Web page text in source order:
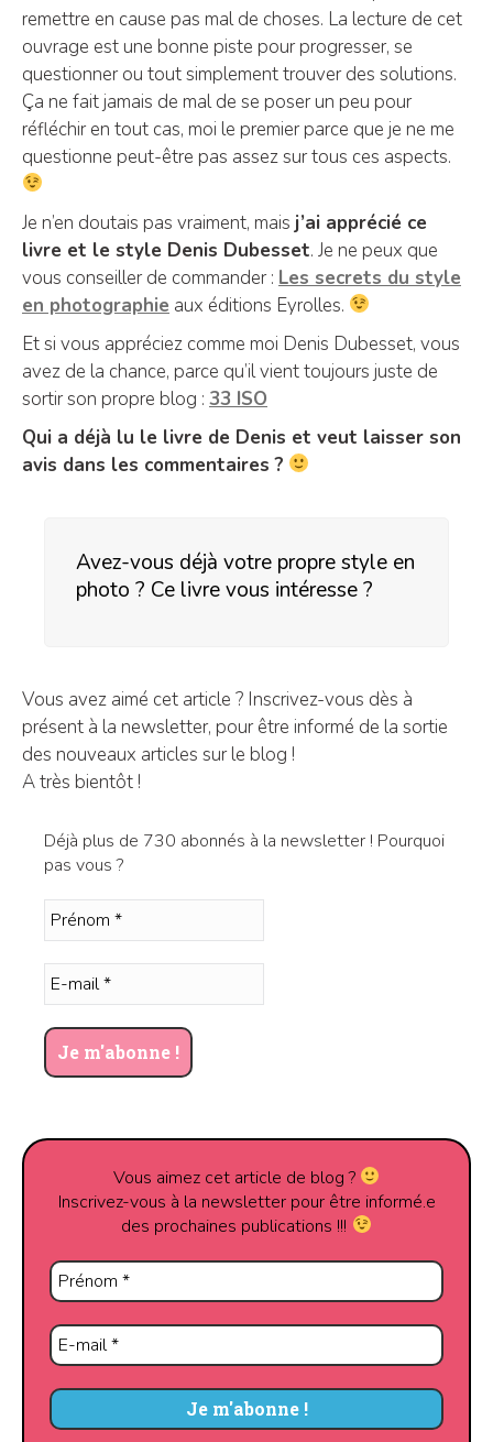
remettre en cause pas mal de choses. La lecture de cet
ouvrage est une bonne piste pour progresser, se
questionner ou tout simplement trouver des solutions.
Ça ne fait jamais de mal de se poser un peu pour
réfléchir en tout cas, moi le premier parce que je ne me
questionne peut-être pas assez sur tous ces aspects.
Je n’en doutais pas vraiment, mais j’ai apprécié ce
livre et le style Denis Dubesset. Je ne peux que
vous conseiller de commander : Les secrets du style
en photographie aux éditions Eyrolles.
Et si vous appréciez comme moi Denis Dubesset, vous
avez de la chance, parce qu’il vient toujours juste de
sortir son propre blog : 33 ISO
Qui a déjà lu le livre de Denis et veut laisser son
avis dans les commentaires ?
Avez-vous déjà votre propre style en
photo ? Ce livre vous intéresse ?
Vous avez aimé cet article ? Inscrivez-vous dès à
présent à la newsletter, pour être informé de la sortie
des nouveaux articles sur le blog !
A très bientôt !
Déjà plus de 730 abonnés à la newsletter ! Pourquoi
pas vous ?
Vous aimez cet article de blog ?
Inscrivez-vous à la newsletter pour être informé.e
des prochaines publications !!!